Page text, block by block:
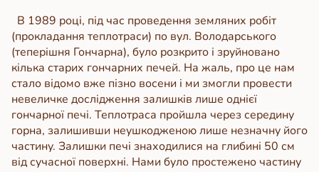
В 1989 році, під час проведення земляних робіт
(прокладання теплотраси) по вул. Володарського
(теперішня Гончарна), було розкрито і зруйновано
кілька старих гончарних печей. На жаль, про це нам
стало відомо вже пізно восени і ми змогли провести
невеличке дослідження залишків лише однієї
гончарної печі. Теплотраса пройшла через середину
горна, залишивши неушкодженою лише незначну його
частину. Залишки печі знаходилися на глибині 50 см
від сучасної поверхні. Нами було простежено частину